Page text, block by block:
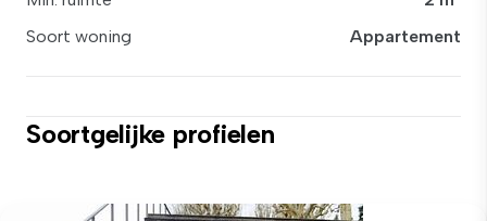
Soort woning
Appartement
Soortgelijke profielen